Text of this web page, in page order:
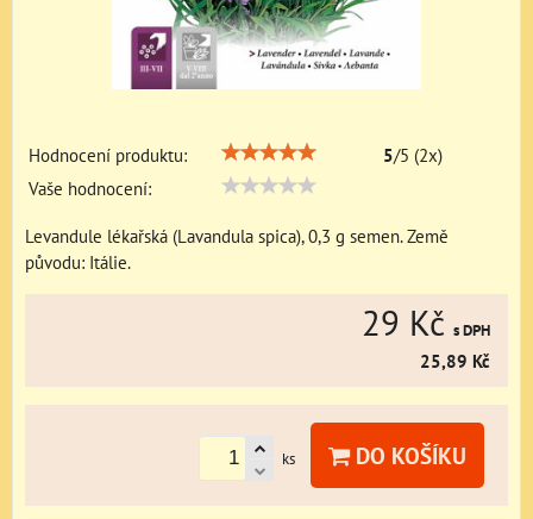
Hodnocení produktu: 5/5 (2x)
Vaše hodnocení:
Levandule lékařská (Lavandula spica), 0,3 g semen. Země
původu: Itálie.
29 Kč s DPH
25,89 Kč
ks DO KOŠÍKU